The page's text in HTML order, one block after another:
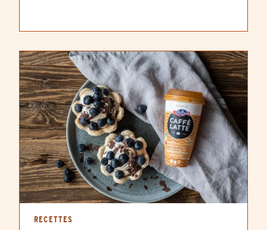
RECETTES